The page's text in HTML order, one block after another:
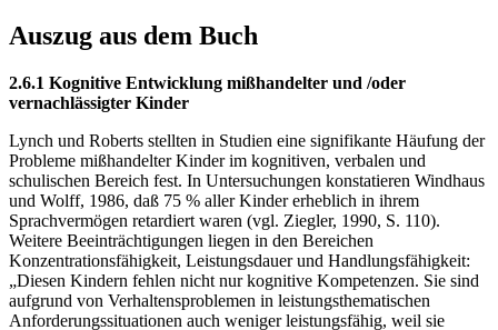
Auszug aus dem Buch
2.6.1 Kognitive Entwicklung mißhandelter und /oder
vernachlässigter Kinder
Lynch und Roberts stellten in Studien eine signifikante Häufung der
Probleme mißhandelter Kinder im kognitiven, verbalen und
schulischen Bereich fest. In Untersuchungen konstatieren Windhaus
und Wolff, 1986, daß 75 % aller Kinder erheblich in ihrem
Sprachvermögen retardiert waren (vgl. Ziegler, 1990, S. 110).
Weitere Beeinträchtigungen liegen in den Bereichen
Konzentrationsfähigkeit, Leistungsdauer und Handlungsfähigkeit:
„Diesen Kindern fehlen nicht nur kognitive Kompetenzen. Sie sind
aufgrund von Verhaltensproblemen in leistungsthematischen
Anforderungssituationen auch weniger leistungsfähig, weil sie